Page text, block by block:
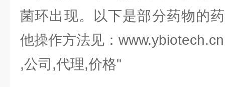
菌环出现。以下是部分药物的
他操作方法见：www.ybiotech.cn
,公司,代理,价格"